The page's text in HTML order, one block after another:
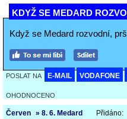
KDYŽ SE MEDARD
Když se Medard rozvodní,
POSLAT NA E-MAIL VODAFONE
OHODNOCENO
Červen » 8. 6. Medard Přidáno: